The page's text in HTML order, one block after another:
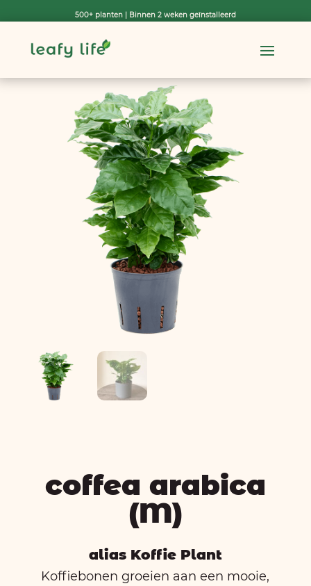
coffea arabica
(M)
alias Koffie Plant
Koffiebonen groeien aan een mooie,
500+ planten | Binnen 2 weken geïnstalleerd